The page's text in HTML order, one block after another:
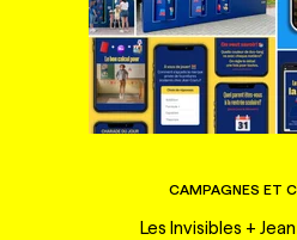
CAMPAGNES ET
Les Invisibles +